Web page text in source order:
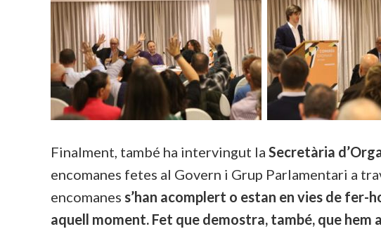
Finalment, també ha intervingut la Secretària
encomanes fetes al Govern i Grup Parlamentari a
encomanes s’han acomplert o estan en vies de fer-
aquell moment. Fet que demostra, també, que